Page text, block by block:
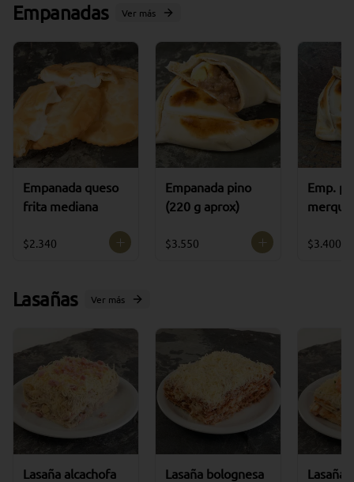
Empanadas Ver más
Empanada queso
frita mediana
$2.340
Empanada pino
(220 g aprox)
$3.550
Emp.
$3.400
Lasañas Ver más
Lasaña alcachofa Lasaña bolognesa
Lasaña